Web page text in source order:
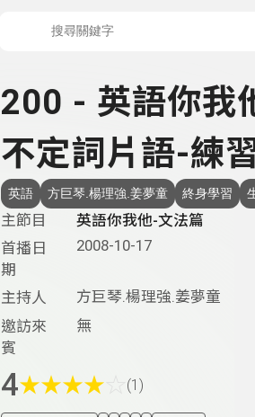
200 - 英語你我
不定詞片語-練
英語 方巨琴.楊理強.姜夢童 終身學習
主節目
英語你我他-文法篇
首播日
期
2008-10-17
主持人
方巨琴.楊理強.姜夢童
邀訪來
賓
無
4★★★★ (1)